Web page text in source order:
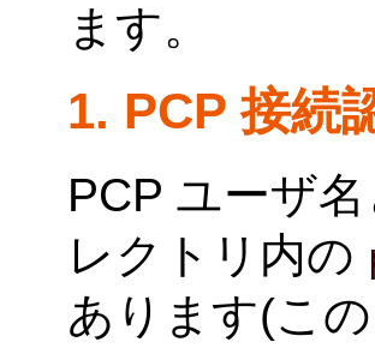
ます。
1. PCP 接続
PCP ユーザ
レクトリ内の
あります(こ